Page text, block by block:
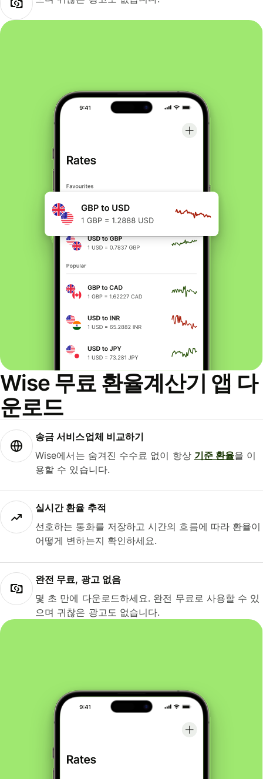
Wise 무료 환율계산기 앱 다
운로드
송금 서비스업체 비교하기
Wise에서는 숨겨진 수수료 없이 항상 기준 환율을 이
용할 수 있습니다.
실시간 환율 추적
선호하는 통화를 저장하고 시간의 흐름에 따라 환율이
어떻게 변하는지 확인하세요.
완전 무료, 광고 없음
몇 초 만에 다운로드하세요. 완전 무료로 사용할 수 있
으며 귀찮은 광고도 없습니다.